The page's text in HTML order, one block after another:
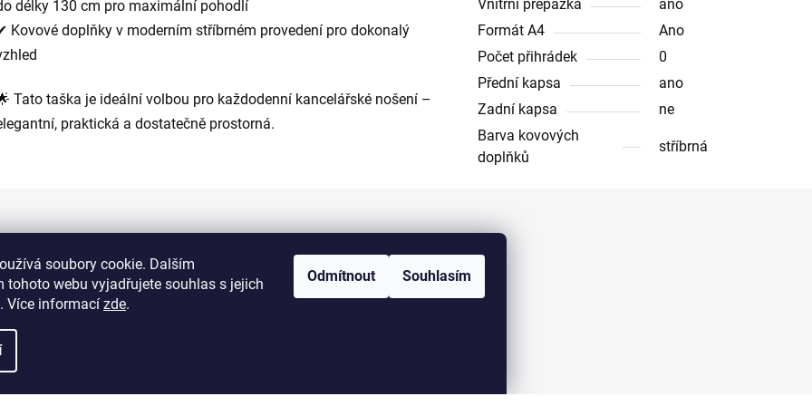
soubory cookie. Dalším
tohoto webu vyjadřujete souhlas s jejich
Více informací zde.
Odmítnout Souhlasím
délky 130 cm pro maximální pohodlí
Kovové doplňky v moderním stříbrném provedení pro dokonalý
Tato taška je ideální volbou pro každodenní kancelářské nošení –
praktická a dostatečně prostorná.
Vnitřní přepážka
ano
Formát A4
Ano
Počet přihrádek
0
Přední kapsa
ano
Zadní kapsa
ne
Barva kovových
doplňků
stříbrná
Informace pro vás
Kontakty
Facebook